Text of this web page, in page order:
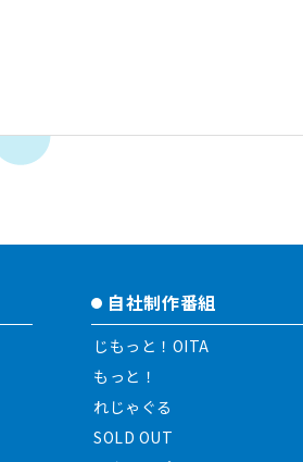
自社制作番組
じもっと！OITA
もっと！
れじゃぐる
SOLD OUT